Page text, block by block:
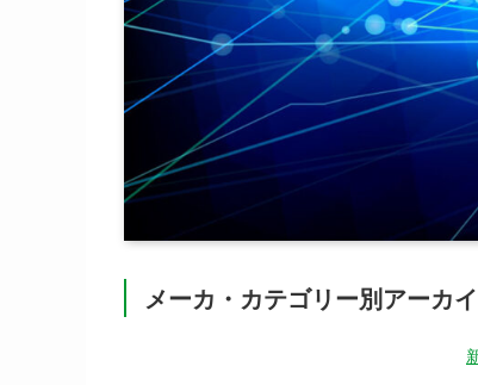
メーカ・カテゴリー別アーカ